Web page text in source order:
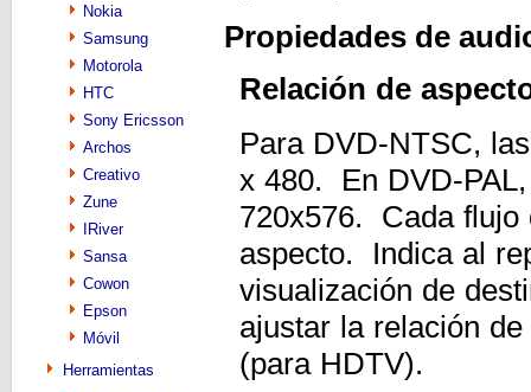
Nokia
Samsung
Motorola
HTC
Sony Ericsson
Archos
Creativo
Zune
IRiver
Sansa
Cowon
Epson
Móvil
Herramientas
Propiedades de
Relación de
Para DVD-NTSC,
x 480. En DVD-
720x576. Cada flujo
aspecto. Indica al
visualización de
ajustar la relación
(para HDTV).